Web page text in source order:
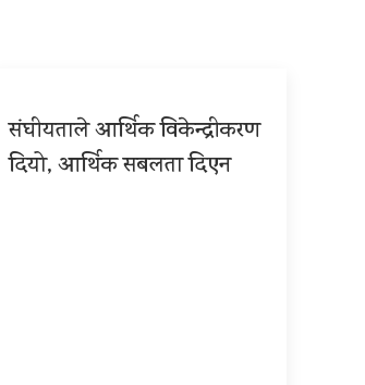
संघीयताले आर्थिक विकेन्द्रीकरण
दियो, आर्थिक सबलता दिएन